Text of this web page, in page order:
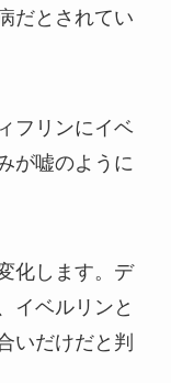
だとされてい
フリンにイベ
が嘘のように
化します。デ
イベルリンと
いだけだと判